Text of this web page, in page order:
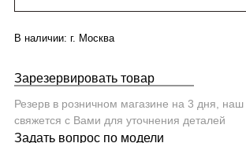
В наличии: г. Москва
Зарезервировать товар
Резерв в розничном магазине на 3 дня,
свяжется с Вами для уточнения деталей
Задать вопрос по модели